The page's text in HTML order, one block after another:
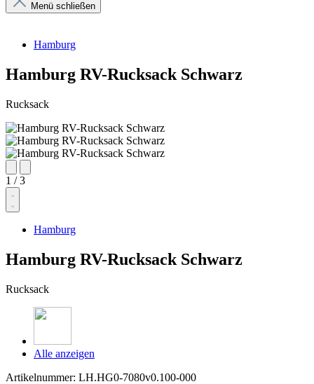
Menü schließen
Hamburg
Hamburg RV-Rucksack Schwarz
Rucksack
1 / 3
Hamburg
Hamburg RV-Rucksack Schwarz
Rucksack
Alle anzeigen
Artikelnummer: LH.HG0-7080v0.100-000